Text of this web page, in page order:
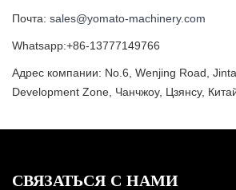
Почта: sales@yomato-machinery.com
Whatsapp:+86-13777149766
Адрес компании: No.6, Wenjing Road,
Development Zone, Чанчжоу, Цзянсу,
СВЯЗАТЬСЯ С НАМИ